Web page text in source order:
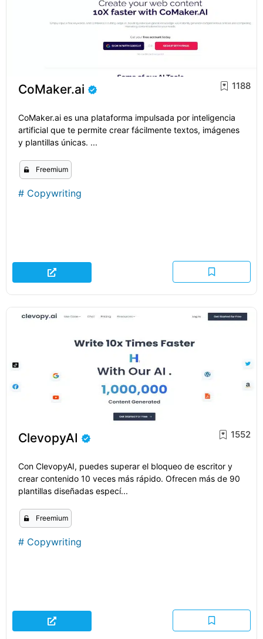
CoMaker.ai 1188
CoMaker.ai es una plataforma impulsada por inteligencia
artificial que te permite crear fácilmente textos, imágenes
y plantillas únicas. ...
Freemium
# Copywriting
ClevopyAI 1552
Con ClevopyAI, puedes superar el bloqueo de escritor y
crear contenido 10 veces más rápido. Ofrecen más de 90
plantillas diseñadas especí...
Freemium
# Copywriting